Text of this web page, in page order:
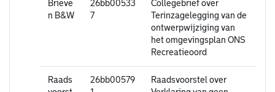
Brieve
n B&W
26bb00533
7
Collegebrief over
Terinzagelegging van de
ontwerpwijziging van
het omgevingsplan ONS
Recreatieoord
Raads
26bb00579
Raadsvoorstel over